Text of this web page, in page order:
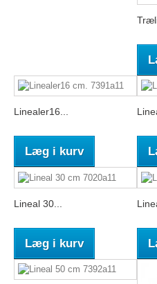
Linealer16...
Læg i kurv
Lineal 30...
Læg i kurv